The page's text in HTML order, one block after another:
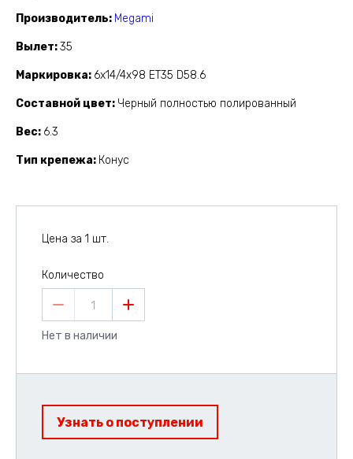
Производитель Megami
Вылет 35
Маркировка 6x14/4x98 ET35 D58.6
Составной цвет Черный полностью полированный
Вес 6.3
Тип крепежа Конус
Цена за 1 шт.
Количество
1
Нет в наличии
Узнать о поступлении